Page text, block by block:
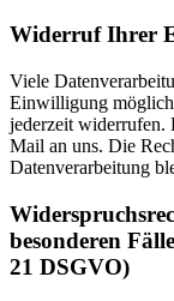
Widerruf Ihrer
Viele
Einwilligung
jederzeit widerrufen.
Mail an uns. Die
Datenverarbeitung
besonderen
21 DSGVO)